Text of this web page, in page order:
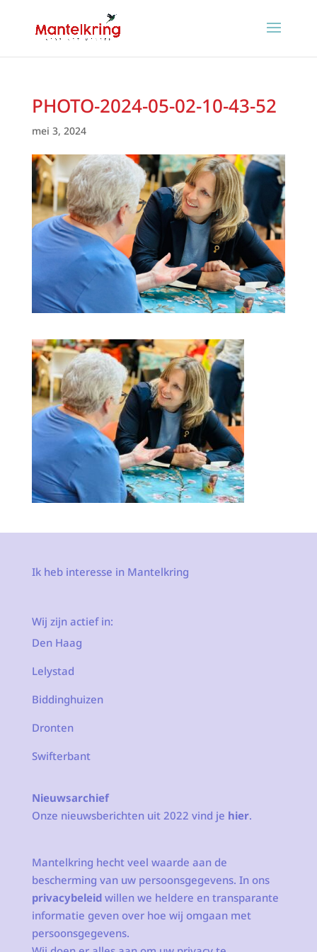
PHOTO-2024-05-02-10-43-52
mei 3, 2024
Ik heb interesse in Mantelkring
Wij zijn actief in:
Den Haag
Lelystad
Biddinghuizen
Dronten
Swifterbant
Nieuwsarchief
Onze nieuwsberichten uit 2022 vind je hier.
Mantelkring hecht veel waarde aan de
bescherming van uw persoonsgegevens. In ons
privacybeleidwillen we heldere en transparante
informatie geven over hoe wij omgaan met
persoonsgegevens.